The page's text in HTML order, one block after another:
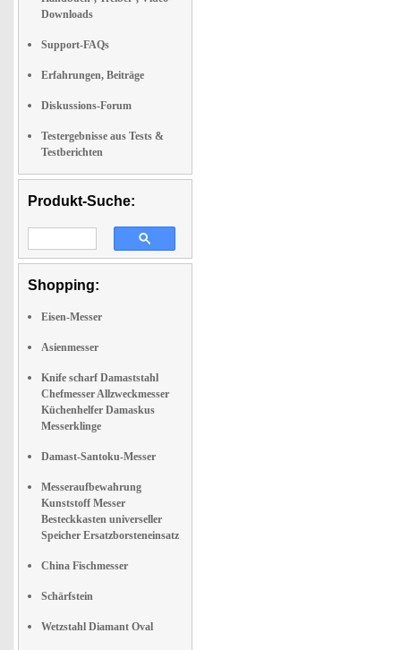
Downloads
Support-FAQs
Erfahrungen, Beiträge
Diskussions-Forum
Testergebnisse aus Tests &
Testberichten
Produkt-Suche:
Shopping:
Eisen-Messer
Asienmesser
Knife scharf Damaststahl
Chefmesser Allzweckmesser
Küchenhelfer Damaskus
Messerklinge
Damast-Santoku-Messer
Messeraufbewahrung
Kunststoff Messer
Besteckkasten universeller
Speicher Ersatzborsteneinsatz
China Fischmesser
Schärfstein
Wetzstahl Diamant Oval